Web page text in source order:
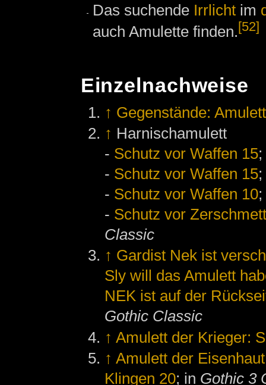
Das suchende Irrlicht im
auch Amulette finden.[52]
Einzelnachweise
↑ Gegenstände:
↑ Harnischamulett
- Schutz vor Waffen 15
- Schutz vor Waffen 15
- Schutz vor Waffen 10
- Schutz vor
Classic
↑ Gardist Nek ist
Sly will das Amulett
NEK ist auf der
Gothic Classic
↑ Amulett der Krieger:
↑ Amulett der
Klingen 20; in Gothic 3